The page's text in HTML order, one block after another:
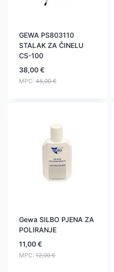
GEWA PS803110
STALAK ZA ČINELU
CS-100
38,00€
MPC: 45,00€
Gewa SILBO PJENA ZA
POLIRANJE
11,00€
MPC: 12,00€